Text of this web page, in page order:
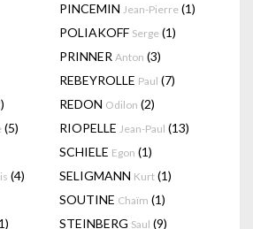
PINCEMIN Jean-Pierre (1)
POLIAKOFF Serge (1)
PRINNER Anton (3)
REBEYROLLE Paul (7)
REDON Odilon (2)
(5) RIOPELLE Jean-Paul (13)
SCHIELE Egon (1)
(4) SELIGMANN Kurt (1)
SOUTINE Chaïm (1)
STEINBERG Saul (9)